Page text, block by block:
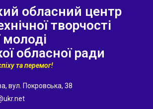
обласний центр
творчості
молоді
обласної ради
та перемог!
вул. Покровська, 38